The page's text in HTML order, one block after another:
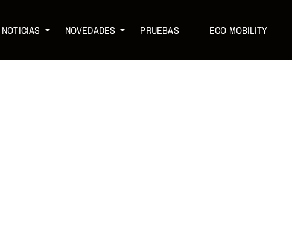
NOTICIAS NOVEDADES PRUEBAS ECO MOBILITY